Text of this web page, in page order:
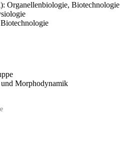
Organellenbiologie, Biotechnologie
Morphodynamik